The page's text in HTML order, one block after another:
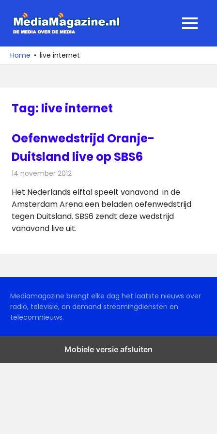
naar
media
over
MENU
Home live internet
Tag: live internet
Oefenwedstrijd Oranje-
Duitsland live op SBS6
14 november 2012
Het Nederlands elftal speelt vanavond in de
Amsterdam Arena een beladen oefenwedstrijd
tegen Duitsland. SBS6 zendt deze wedstrijd
vanavond live uit.
Mediamagazine brengt elke dag het laatste nieuws over
radio, televisie, on demand streamingdiensten en
telecomnieuws.
Mobiele versie afsluiten